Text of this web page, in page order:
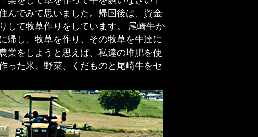
んでみて思いました。帰国後は、資金
して牧草作りをしています。 尾崎牛か
帰し、牧草を作り、その牧草を牛達に
業をしようと思えば、私達の堆肥を使
った米、野菜、くだものと尾崎牛をセ